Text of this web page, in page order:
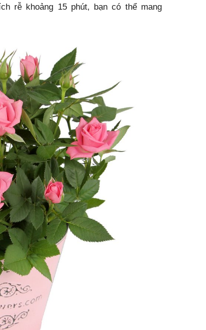
rễ khoảng 15 phút, bạn có thể mang